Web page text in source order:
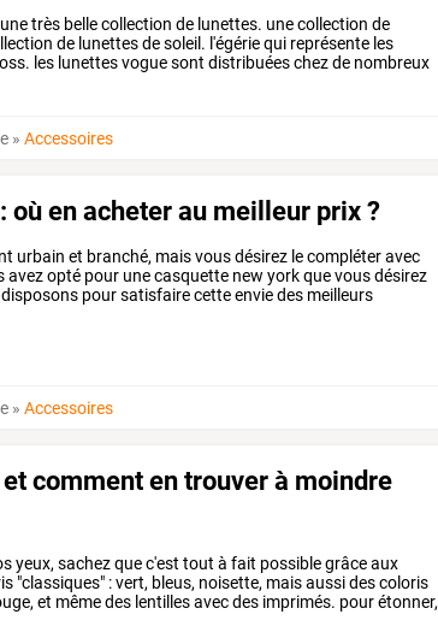
unetrès bellecollection de lunettes. unecollection de
de lunettesdesoleil. l'égériequi représente les
les lunettesvoguesont distribuéeschezde nombreux
»Accessoires
où en acheter au meilleur prix ?
urbain et branché, maisvousdésirez lecompléteravec
avezopté pour unecasquette new yorkquevousdésirez
disposons poursatisfairecetteenviedes meilleurs
»Accessoires
comment en trouver à moindre
yeux, sachezquec'est tout à fait possiblegrâceaux
"classiques" :vert, bleus, noisette, maisaussidescoloris
et mêmedes lentillesavecdes imprimés. pourétonner,